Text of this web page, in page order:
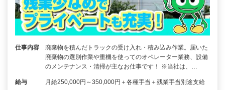
仕事内容
廃棄物を積んだトラックの受け入れ・積み込み作業。届いた
廃棄物の選別作業や重機を使ってのオペレーター業務、設備
のメンテナンス・清掃が主なお仕事です！ ※当社は、…
給与 月給250,000円～350,000円＋各種手当＋残業手当別途支給